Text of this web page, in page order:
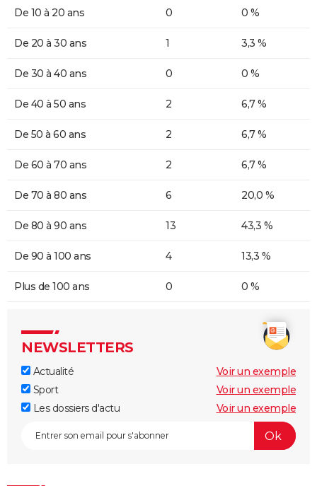
De 10 à 20 ans 0 0 %
De 20 à 30 ans 1 3,3 %
De 30 à 40 ans 0 0 %
De 40 à 50 ans 2 6,7 %
De 50 à 60 ans 2 6,7 %
De 60 à 70 ans 2 6,7 %
De 70 à 80 ans 6 20,0 %
De 80 à 90 ans 13 43,3 %
De 90 à 100 ans 4 13,3 %
Plus de 100 ans 0 0 %
NEWSLETTERS
Actualité
Voir un exemple
Sport
Voir un exemple
Les dossiers d'actu
Voir un exemple